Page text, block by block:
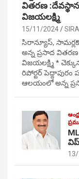
వితరణ
విజయలక్ష్మి
15/11/2024
సిరాన్యూస్,
అన్న ప్రసాద
విజయలక్ష్మి *
రిపోర్టర్
ఆలయంలో అన్న